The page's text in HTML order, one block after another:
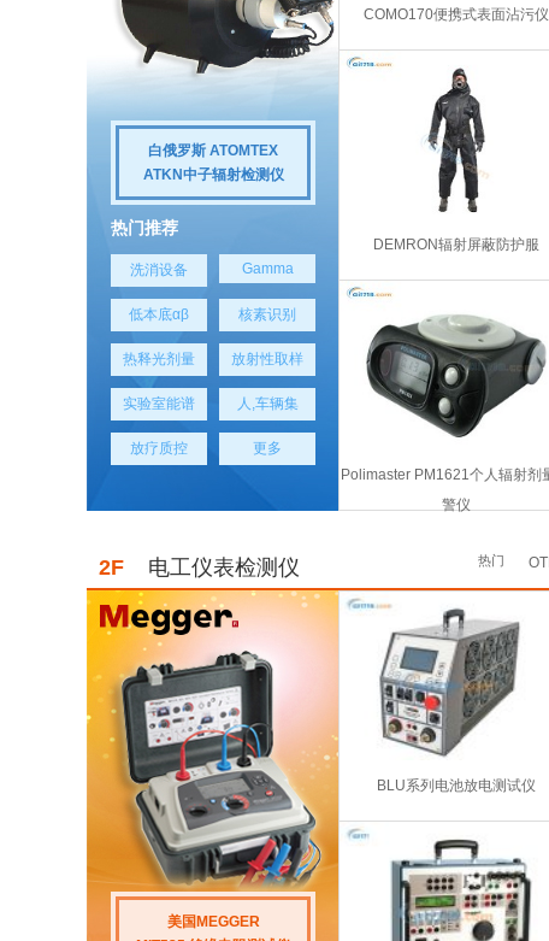
白俄罗斯 ATOMTEX
ATKN中子辐射检测仪
热门推荐
洗消设备 Gamma
低本底αβ 核素识别
热释光剂量 放射性取样
实验室能谱 人,车辆集
放疗质控 更多
COMO170便携式表面沾污仪
DEMRON辐射屏蔽防护服
Polimaster PM1621个人辐射剂
警仪
2F 电工仪表检测仪 热门
美国MEGGER
BLU系列电池放电测试仪